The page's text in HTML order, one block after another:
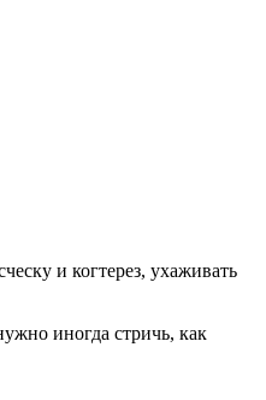
и когтерез, ухаживать
иногда стричь, как